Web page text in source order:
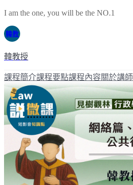
I am the one, you will be the NO.1
韓教
韓教授
課程簡介課程要點課程內容關於講師